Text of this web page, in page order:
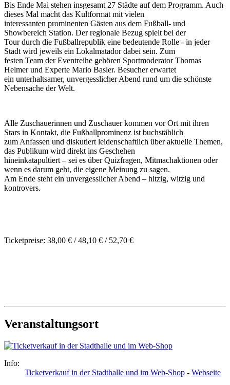
Bis Ende Mai stehen insgesamt 27 Städte auf dem Programm. Auch
dieses Mal macht das Kultformat mit vielen
interessanten prominenten Gästen aus dem Fußball- und
Showbereich Station. Der regionale Bezug spielt bei der
Tour durch die Fußballrepublik eine bedeutende Rolle - in jeder
Stadt wird jeweils ein Lokalmatador dabei sein. Zum
festen Team der Eventreihe gehören Sportmoderator Thomas
Helmer und Experte Mario Basler. Besucher erwartet
ein unterhaltsamer, unvergesslicher Abend rund um die schönste
Nebensache der Welt.
Alle Zuschauerinnen und Zuschauer kommen vor Ort mit ihren
Stars in Kontakt, die Fußballprominenz ist buchstäblich
zum Anfassen und diskutiert leidenschaftlich über aktuelle Themen,
das Publikum wird direkt ins Geschehen
hineinkatapultiert – sei es über Quizfragen, Mitmachaktionen oder
wenn es darum geht, die eigene Meinung zu sagen.
Am Ende steht ein unvergesslicher Abend – hitzig, witzig und
kontrovers.
Ticketpreise: 38,00 € / 48,10 € / 52,70 €
Veranstaltungsort
Info:
Ticketverkauf in der Stadthalle und im Web-Shop - Webseite